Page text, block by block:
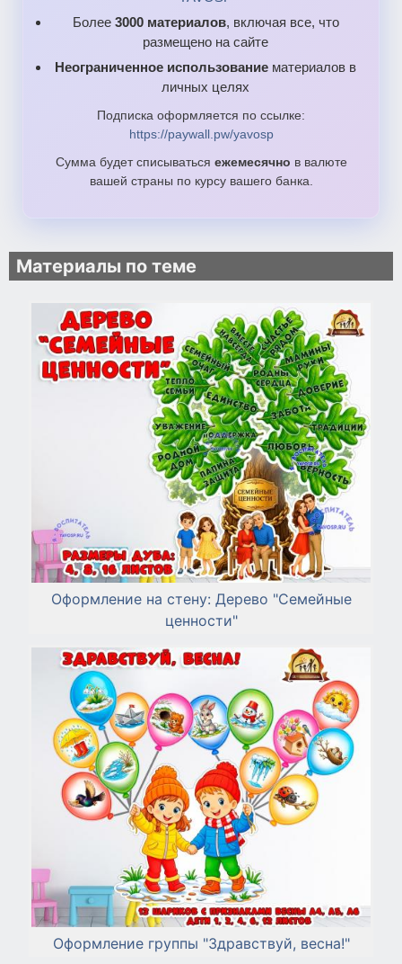
солнышко1_yavosp.pdf
солнышко4_yavosp.pdf
солнышко8_yavosp.pdf
яблоня1_yavosp.pdf
яблоня2_yavosp.pdf
яблоня16_yavosp.pdf
Более 3000 материалов, включая все, что
размещено на сайте
Неограниченное использование материалов в
личных целях
Подписка оформляется по ссылке:
https://paywall.pw/yavosp
Сумма будет списываться ежемесячно в валюте
вашей страны по курсу вашего банка.
Материалы по теме
Оформление на стену: Дерево "Семейные
ценности"
Оформление группы "Здравствуй, весна!"